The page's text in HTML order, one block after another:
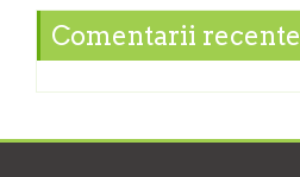
Comentarii recente